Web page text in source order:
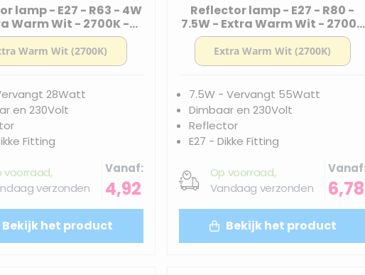
lamp - E27 - R63 - 4W
Warm Wit - 2700K -
- Reflector lamp
28Watt
en 230Volt
Fitting
voorraad,
verzonden
Vanaf
4,92
Bekijk het product
Reflector lamp - E27 - R80 -
7.5W - Extra Warm Wit - 2700K
- Dimbaar - Reflector lamp
7.5W - Vervangt 55Watt
Dimbaar en 230Volt
Reflector
E27 - Dikke Fitting
Op voorraad,
Vandaag verzonden
Vanaf
6,78
Bekijk het product